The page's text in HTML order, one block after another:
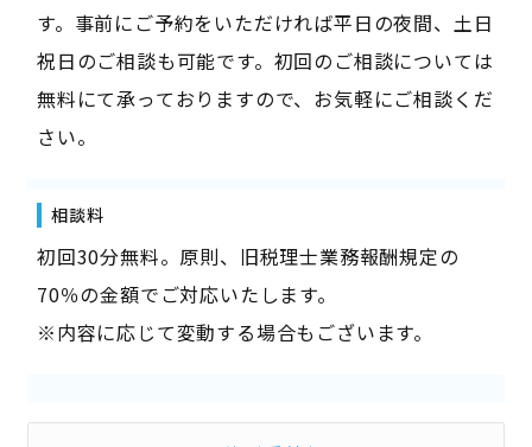
す。事前にご予約をいただければ平日の夜間、土日
祝日のご相談も可能です。初回のご相談については
無料にて承っておりますので、お気軽にご相談くだ
さい。
相談料
初回30分無料。原則、旧税理士業務報酬規定の
70％の金額でご対応いたします。
※内容に応じて変動する場合もございます。